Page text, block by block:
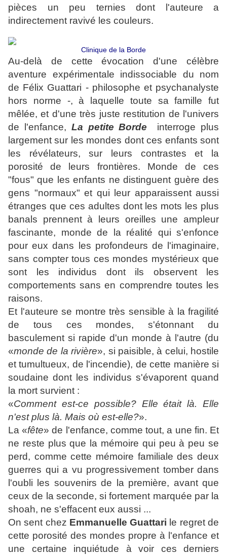
pièces un peu ternies dont l'auteure a
indirectement ravivé les couleurs.
Clinique de la Borde
Au-delà de cette évocation d'une célèbre
aventure expérimentale indissociable du nom
de Félix Guattari - philosophe et psychanalyste
hors norme -, à laquelle toute sa famille fut
mêlée, et d'une très juste restitution de l'univers
de l'enfance, La petite Borde interroge plus
largementsur les mondes dont ces enfants sont
les révélateurs, sur leurs contrastes et la
porosité de leurs frontières. Monde de ces
"fous" que les enfants ne distinguent guère des
gens "normaux" et qui leur apparaissent aussi
étranges que ces adultes dont les mots les plus
banals prennent à leurs oreilles une ampleur
fascinante, monde de la réalité qui s'enfonce
pour eux dans les profondeurs de l'imaginaire,
sans compter tous ces mondes mystérieux que
sont
les individus
dont ils observent les
comportements sans en comprendre toutes les
raisons.
Et l'auteure se montre très sensible à la fragilité
de tous ces mondes, s'étonnant du
basculement si rapide d'un monde à l'autre (du
«monde de la rivière», si paisible, à celui, hostile
et tumultueux, de l'incendie), de cette manière si
soudaine dont les individus s'évaporent quand
la mort survient :
«Comment est-ce possible? Elle était là. Elle
n'est plus là. Mais où est-elle?».
La «fête» de l'enfance, comme tout, a une fin. Et
ne reste plus que la mémoire qui peu à peu se
perd, comme cette mémoire familiale des deux
guerres qui a vu progressivement tomber dans
l'oubli les souvenirs de la première, avant que
ceux de la seconde, si fortement marquée par la
shoah, ne s'effacent eux aussi ...
On sent chez Emmanuelle Guattari le regret de
cette porosité des mondes propre à l'enfance et
une certaine inquiétude à voir ces derniers